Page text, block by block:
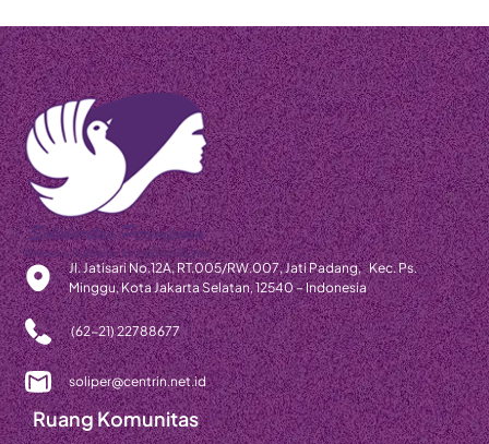
Jl. Jatisari No.12A, RT.005/RW.007, Jati Padang, Kec. Ps.
Minggu, Kota Jakarta Selatan, 12540 – Indonesia
(62-21) 22788677
soliper@centrin.net.id
Ruang Komunitas